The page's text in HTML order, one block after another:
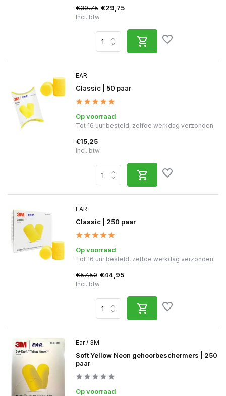
€39,75 €29,75
Incl. btw
EAR
Classic | 50 paar
Op voorraad
Tot 16 uur besteld, zelfde werkdag verzonden
€15,25
Incl. btw
EAR
Classic | 250 paar
Op voorraad
Tot 16 uur besteld, zelfde werkdag verzonden
€57,50 €44,95
Incl. btw
Ear / 3M
Soft Yellow Neon gehoorbeschermers | 250
paar
Op voorraad